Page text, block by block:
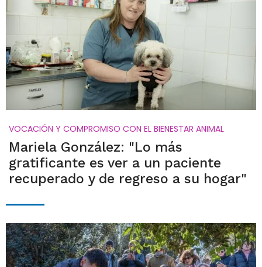
VOCACIÓN Y COMPROMISO CON EL BIENESTAR ANIMAL
Mariela González: "Lo más
gratificante es ver a un paciente
recuperado y de regreso a su hogar"